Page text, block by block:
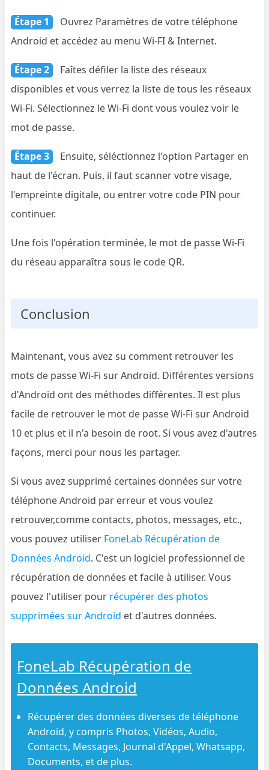
Étape 1
Ouvrez Paramètres de votre téléphone
Android et accédez au menu Wi-FI & Internet.
Étape 2
Faîtes défiler la liste des réseaux
disponibles et vous verrez la liste de tous les réseaux
Wi-Fi. Sélectionnez le Wi-Fi dont vous voulez voir le
mot de passe.
Étape 3
Ensuite, séléctionnez l'option Partager en
haut de l'écran. Puis, il faut scanner votre visage,
l'empreinte digitale, ou entrer votre code PIN pour
continuer.
Une fois l'opération terminée, le mot de passe Wi-Fi
du réseau apparaîtra sous le code QR.
Conclusion
Maintenant, vous avez su comment retrouver les
mots de passe Wi-Fi sur Android. Différentes versions
d'Android ont des méthodes différentes. Il est plus
facile de retrouver le mot de passe Wi-Fi sur Android
10 et plus et il n'a besoin de root. Si vous avez d'autres
façons, merci pour nous les partager.
Si vous avez supprimé certaines données sur votre
téléphone Android par erreur et vous voulez
retrouver,comme contacts, photos, messages, etc.,
vous pouvez utiliser FoneLab Récupération de
Données Android. C'est un logiciel professionnel de
récupération de données et facile à utiliser. Vous
pouvez l'utiliser pour récupérer des photos
supprimées sur Android et d'autres données.
FoneLab Récupération de
Données Android
Récupérer des données diverses de téléphone
Android, y compris Photos, Vidéos, Audio,
Contacts, Messages, Journal d'Appel, Whatsapp,
Documents, et de plus.